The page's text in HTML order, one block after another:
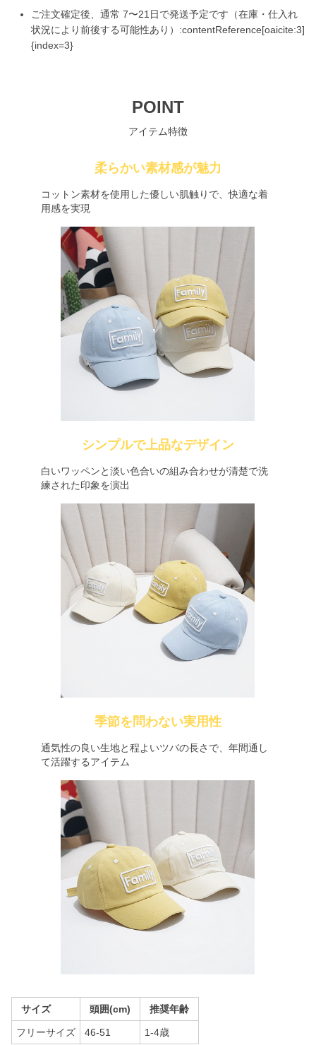
ご注文確定後、通常 7〜21日で発送予定です（在庫・仕入れ
状況により前後する可能性あり）:contentReference[oaicite:3]
{index=3}
POINT
アイテム特徴
柔らかい素材感が魅力
コットン素材を使用した優しい肌触りで、快適な着
用感を実現
シンプルで上品なデザイン
白いワッペンと淡い色合いの組み合わせが清楚で洗
練された印象を演出
季節を問わない実用性
通気性の良い生地と程よいツバの長さで、年間通し
て活躍するアイテム
サイズ 頭囲(cm) 推奨年齢
フリーサイズ 46-51 1-4歳